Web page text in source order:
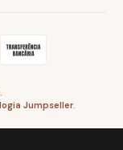
Jumpseller.